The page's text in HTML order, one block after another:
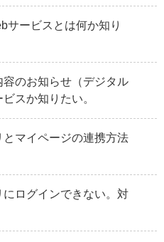
サービスとは何か知り
容のお知らせ（デジタル
スか知りたい。
とマイページの連携方法
にログインできない。対